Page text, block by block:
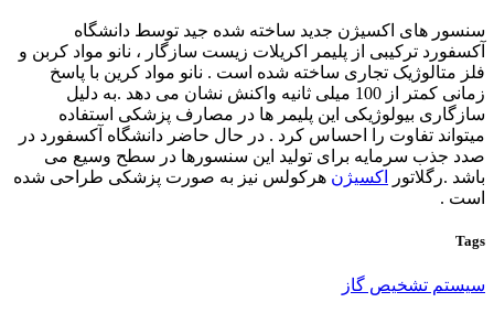
سنسور های اکسیژن جدید ساخته شده جید توسط دانشگاه
آکسفورد ترکیبی از پلیمر اکریلات زیست سازگار ، نانو مواد کربن و
فلز متالوژیک تجاری ساخته شده است . نانو مواد کرین با پاسخ
زمانی کمتر از 100 میلی ثانیه واکنش نشان می دهد .به دلیل
سازگاری بیولوژیکی این پلیمر ها در مصارف پزشکی استفاده
میتواند تفاوت را احساس کرد . در حال حاضر دانشگاه آکسفورد در
صدد جذب سرمایه برای تولید این سنسورها در سطح وسیع می
باشد .رگلاتور
اکسیژن هرکولس نیز به صورت پزشکی طراحی شده
است .
Tags
سیستم تشخیص گاز